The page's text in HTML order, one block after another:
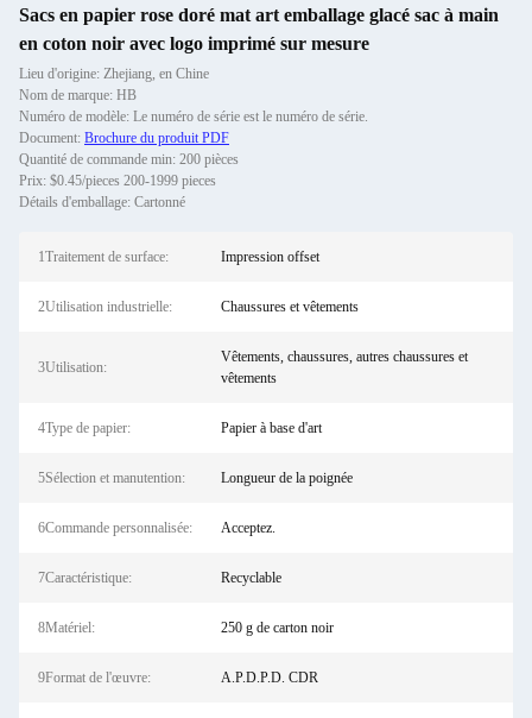
Sacs en papier rose doré mat art emballage glacé sac à main
en coton noir avec logo imprimé sur mesure
Lieu d'origine: Zhejiang, en Chine
Nom de marque: HB
Numéro de modèle: Le numéro de série est le numéro de série.
Document: Brochure du produit PDF
Quantité de commande min: 200 pièces
Prix: $0.45/pieces 200-1999 pieces
Détails d'emballage: Cartonné
1Traitement de surface: Impression offset
2Utilisation industrielle: Chaussures et vêtements
3Utilisation:
Vêtements, chaussures, autres chaussures et
vêtements
4Type de papier: Papier à base d'art
5Sélection et manutention: Longueur de la poignée
6Commande personnalisée: Acceptez.
7Caractéristique: Recyclable
8Matériel: 250 g de carton noir
9Format de l'œuvre: A.P.D.P.D. CDR